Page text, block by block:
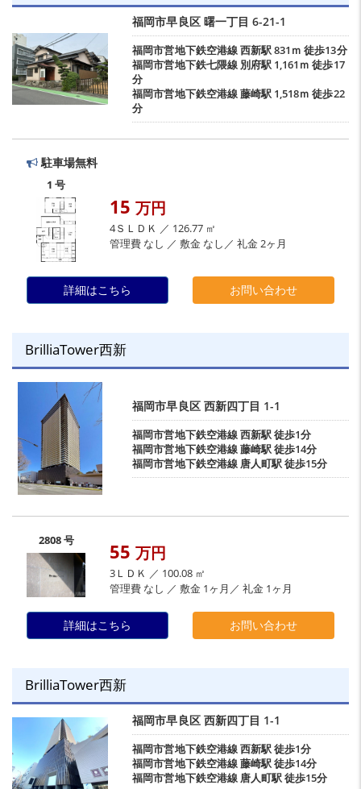
福岡市早良区 曙一丁目 6-21-1
福岡市営地下鉄空港線西新駅831ｍ 徒歩13分
福岡市営地下鉄七隈線 別府駅 1,161ｍ 徒歩17
分
福岡市営地下鉄空港線藤崎駅 1,518ｍ 徒歩22
分
駐車場無料
1 号
15 万円
4ＳＬＤＫ ／ 126.77 ㎡
管理費 なし ／ 敷金 なし／ 礼金 2ヶ月
詳細はこちら お問い合わせ
BrilliaTower西新
福岡市早良区 西新四丁目 1-1
福岡市営地下鉄空港線西新駅徒歩1分
福岡市営地下鉄空港線藤崎駅徒歩14分
福岡市営地下鉄空港線 唐人町駅徒歩15分
2808 号 55 万円
3ＬＤＫ ／ 100.08 ㎡
管理費 なし ／ 敷金 1ヶ月／ 礼金 1ヶ月
詳細はこちら お問い合わせ
BrilliaTower西新
福岡市早良区 西新四丁目 1-1
福岡市営地下鉄空港線西新駅徒歩1分
福岡市営地下鉄空港線藤崎駅徒歩14分
福岡市営地下鉄空港線 唐人町駅徒歩15分